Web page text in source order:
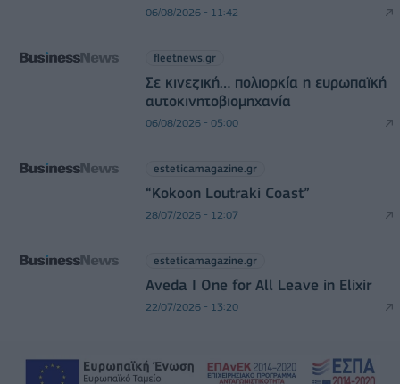
06/08/2026 - 11:42
fleetnews.gr
Σε κινεζική… πολιορκία η ευρωπαϊκή
αυτοκινητοβιομηχανία
06/08/2026 - 05:00
esteticamagazine.gr
“Kokoon Loutraki Coast”
28/07/2026 - 12:07
esteticamagazine.gr
Aveda I One for All Leave in Elixir
22/07/2026 - 13:20